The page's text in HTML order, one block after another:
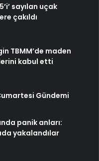
sayılan uçak
çakıldı
TBMM’de maden
kabul etti
Gündemi
panik anları:
yakalandılar